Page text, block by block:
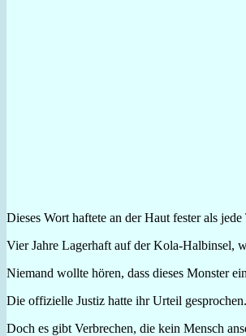
Dieses Wort haftete an der Haut fester als
Vier Jahre Lagerhaft auf der Kola-Halbinsel,
Niemand wollte hören, dass dieses Monster
Die offizielle Justiz hatte ihr Urteil gesprochen.
Doch es gibt Verbrechen, die kein Mensch